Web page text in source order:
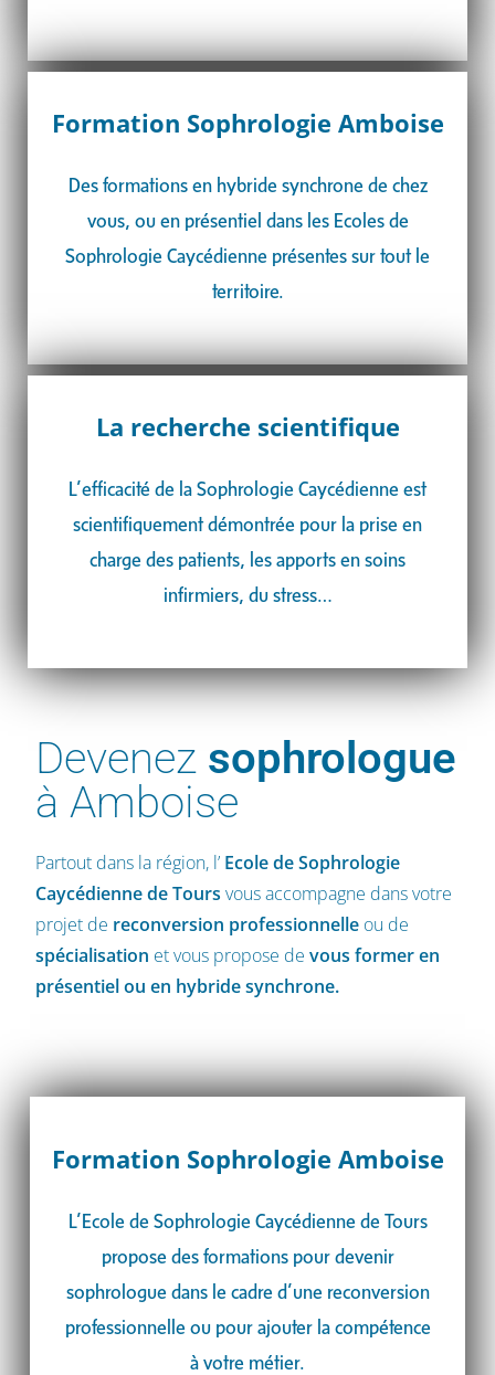
Formation Sophrologie Amboise
Des formations en hybride synchrone de chez
vous, ou en présentiel dans les Ecoles de
Sophrologie Caycédienne présentes sur tout le
territoire.
La recherche scientifique
L’efficacité de la Sophrologie Caycédienne est
scientifiquement démontrée pour la prise en
charge des patients, les apports en soins
infirmiers, du stress…
Devenez sophrologue
à Amboise
Partout dans la région, l’ Ecole de Sophrologie
Caycédienne de Tours vous accompagne dans votre
projet de reconversion professionnelle ou de
spécialisation et vous propose devous former en
présentiel ou en hybride synchrone.
Formation Sophrologie Amboise
L’Ecole de Sophrologie Caycédienne de Tours
propose des formations pour devenir
sophrologue dans le cadre d’une reconversion
professionnelle ou pour ajouter la compétence
à votre métier.